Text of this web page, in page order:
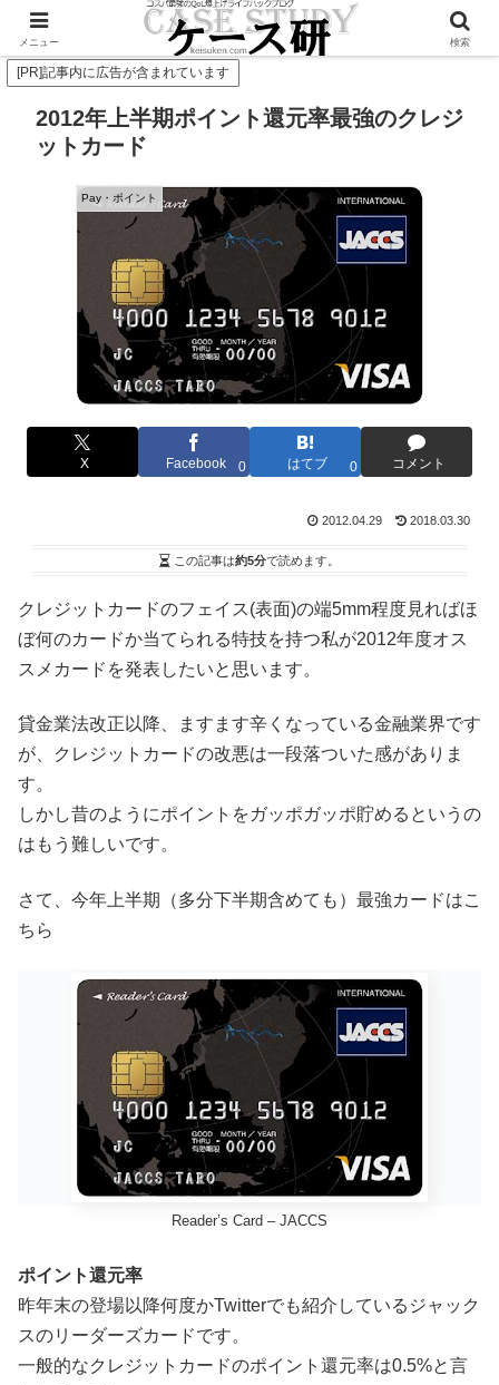
Twitterで毎日お得情報発信中！是非フォローお願いします
[PR]記事内に広告が含まれています
2012年上半期ポイント還元率最強のクレジ
ットカード
Pay・ポイント
X Facebook 0 はてブ 0 コメント
2012.04.29 2018.03.30
この記事は約5分で読めます。
クレジットカードのフェイス(表面)の端5mm程度見ればほ
ぼ何のカードか当てられる特技を持つ私が2012年度オス
スメカードを発表したいと思います。
貸金業法改正以降、ますます辛くなっている金融業界です
が、クレジットカードの改悪は一段落ついた感がありま
す。
しかし昔のようにポイントをガッポガッポ貯めるというの
はもう難しいです。
さて、今年上半期（多分下半期含めても）最強カードはこ
ちら
Reader’s Card – JACCS
ポイント還元率
昨年末の登場以降何度かTwitterでも紹介しているジャック
スのリーダーズカードです。
一般的なクレジットカードのポイント還元率は0.5%と言
メニュー 検索